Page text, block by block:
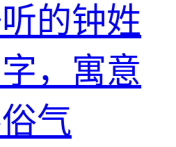
的钟姓
，寓意
气